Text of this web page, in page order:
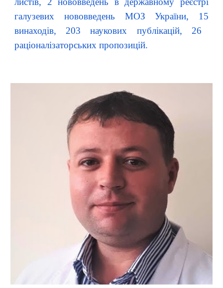
галузевих нововведень МОЗ України, 15
винаходів,203 наукових публікацій, 26
раціоналізаторських пропозицій.